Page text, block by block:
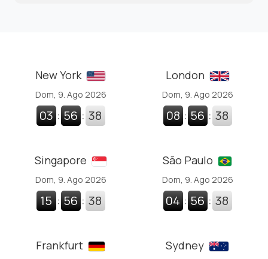
New York
Dom, 9. Ago 2026
03 : 56 : 38
London
Dom, 9. Ago 2026
08 : 56 : 38
Singapore
Dom, 9. Ago 2026
15 : 56 : 38
São Paulo
Dom, 9. Ago 2026
04 : 56 : 38
Frankfurt Sydney